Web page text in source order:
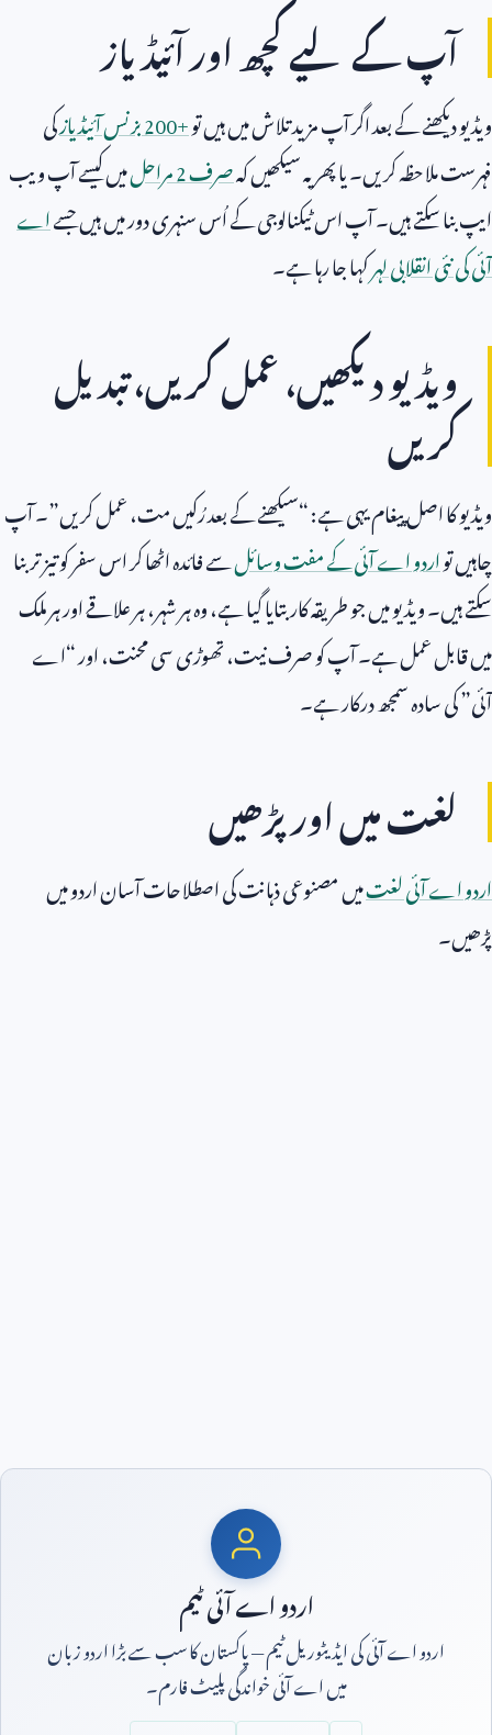
آپ کے لیے کچھ اور آئیڈیاز
ویڈیو دیکھنے کے بعد اگر آپ مزید تلاش میں ہیں تو200+بزنس آئیڈیازکی
فہرست ملاحظہ کریں۔ یا پھر یہ سیکھیں کہصرف2مراحلمیں کیسے آپ ویب
ایپ بنا سکتے ہیں۔ آپ اس ٹیکنالوجی کے اُس سنہری دور میں ہیں جسےاے
آئی کی نئی انقلابی لہرکہا جا رہا ہے۔
ویڈیو دیکھیں، عمل کریں، تبدیل
کریں
ویڈیو کا اصل پیغام یہی ہے: “سیکھنے کے بعد رُکیں مت، عمل کریں”۔ آپ
چاہیں تواردو اے آئی کے مفت وسائلسے فائدہ اٹھا کر اس سفر کو تیز تر بنا
سکتے ہیں۔ ویڈیو میں جو طریقہ کار بتایا گیا ہے، وہ ہر شہر، ہر علاقے اور ہر ملک
میں قابل عمل ہے۔ آپ کو صرف نیت، تھوڑی سی محنت، اور “اے
آئی” کی سادہ سمجھ درکار ہے۔
لغت میں اور پڑھیں
اردو اے آئی لغتمیں مصنوعی ذہانت کی اصطلاحات آسان اردو میں
پڑھیں۔
اردو اے آئی ٹیم
اردو اے آئی کی ایڈیٹوریل ٹیم — پاکستان کا سب سے بڑا اردو زبان
میں اے آئی خواندگی پلیٹ فارم۔